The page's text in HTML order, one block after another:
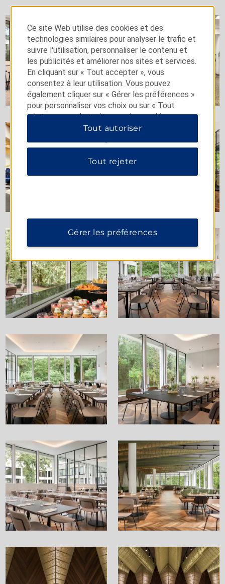
Ce site Web utilise des cookies et des
technologies similaires pour analyser le trafic et
suivre l'utilisation, personnaliser le contenu et
les publicités et améliorer nos sites et services.
En cliquant sur « Tout accepter », vous
consentez à leur utilisation. Vous pouvez
également cliquer sur « Gérer les préférences »
pour personnaliser vos choix ou sur « Tout
rejeter » pour n'autoriser que les cookies
essentiels. Pour plus d'informations, veuillez
Tout autoriser
Tout rejeter
Gérer les préférences